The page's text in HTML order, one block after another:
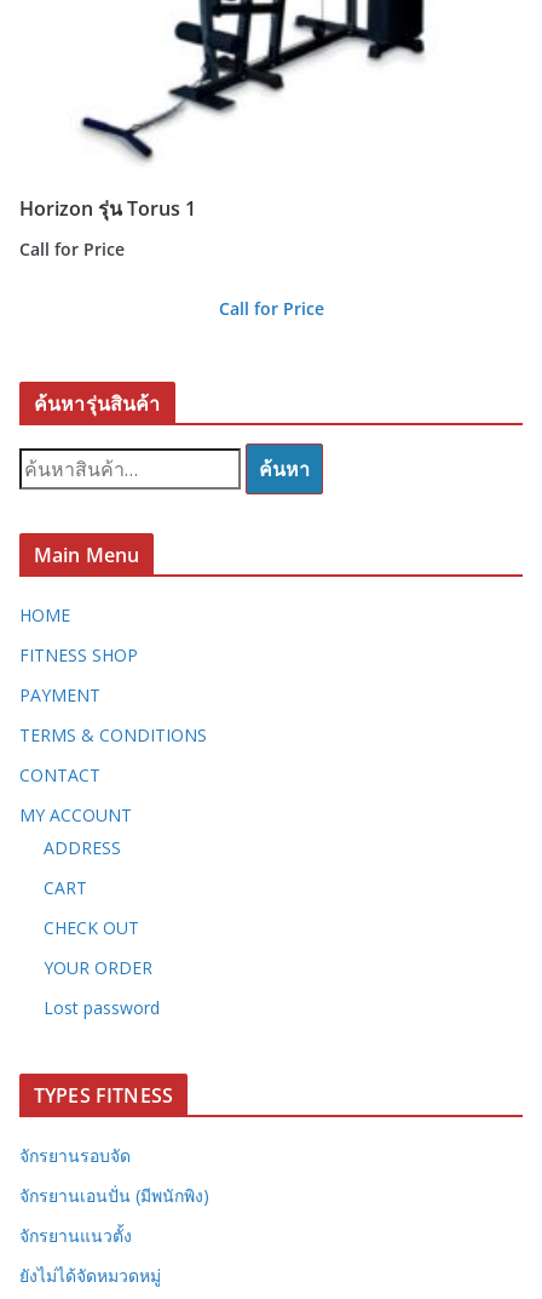
Horizon รุ่น Torus 1
Call for Price
Call for Price
ค้นหารุ่นสินค้า
ค้
น
:
ค้นหา
Main Menu
HOME
FITNESS SHOP
PAYMENT
TERMS & CONDITIONS
CONTACT
MY ACCOUNT
ADDRESS
CART
CHECK OUT
YOUR ORDER
Lost password
TYPES FITNESS
จักรยานรอบจัด
จักรยานเอนปั่น (มีพนักพิง)
จักรยานแนวตั้ง
ยังไม่ได้จัดหมวดหมู่